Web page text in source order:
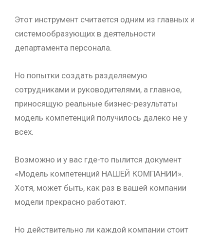
Этот инструмент считается одним из главных и
системообразующих в деятельности
департамента персонала.
Но попытки создать разделяемую
сотрудниками и руководителями, а главное,
приносящую реальные бизнес-результаты
модель компетенций получилось далеко не у
всех.
Возможно и у вас где-то пылится документ
«Модель компетенций НАШЕЙ КОМПАНИИ».
Хотя, может быть, как раз в вашей компании
модели прекрасно работают.
Но действительно ли каждой компании стоит